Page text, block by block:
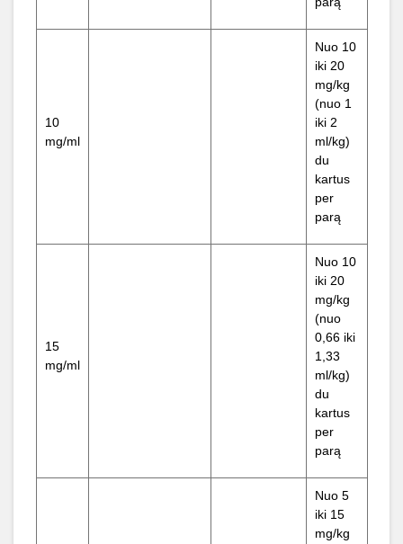
10
mg/ml
Nuo 10
iki 20
mg/kg
(nuo 1
iki 2
ml/kg)
du
kartus
per
parą
15
mg/ml
Nuo 10
iki 20
mg/kg
(nuo
0,66 iki
1,33
ml/kg)
du
kartus
per
parą
Nuo 5
iki 15
mg/kg